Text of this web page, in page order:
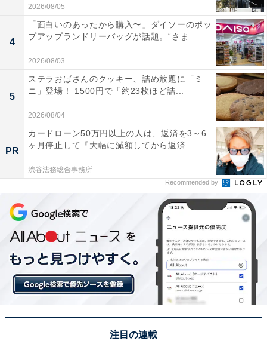
2026/08/05
4
「面白いのあったから購入〜」ダイソーのポッ
プアップランドリーバッグが話題。“さま...
2026/08/03
5
ステラおばさんのクッキー、詰め放題に「ミ
ニ」登場！ 1500円で「約23枚ほど詰...
2026/08/04
PR
カードローン50万円以上の人は、返済を3～6
ヶ月停止して『大幅に減額してから返済...
渋谷法務総合事務所
Recommended by
注目の連載